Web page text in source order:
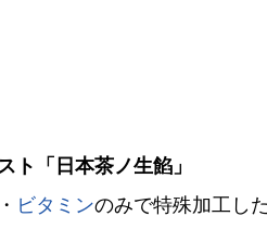
「日本茶ノ生餡」
ビタミンのみで特殊加工し